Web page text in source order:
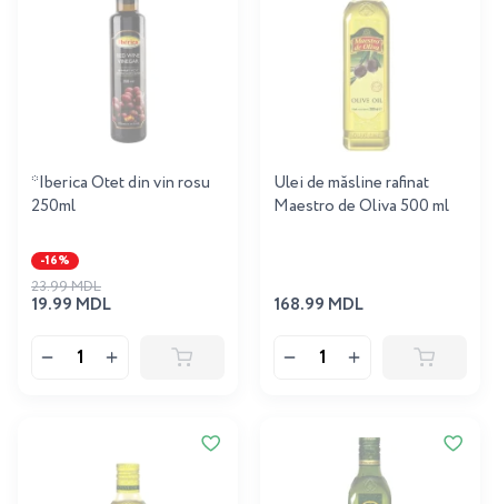
*Iberica Otet din vin rosu
250ml
-16%
19.99 MDL
23.99 MDL
Ulei de măsline rafinat
Maestro de Oliva 500 ml
168.99 MDL